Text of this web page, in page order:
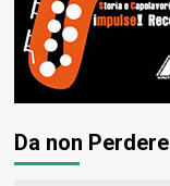
Da non Perdere